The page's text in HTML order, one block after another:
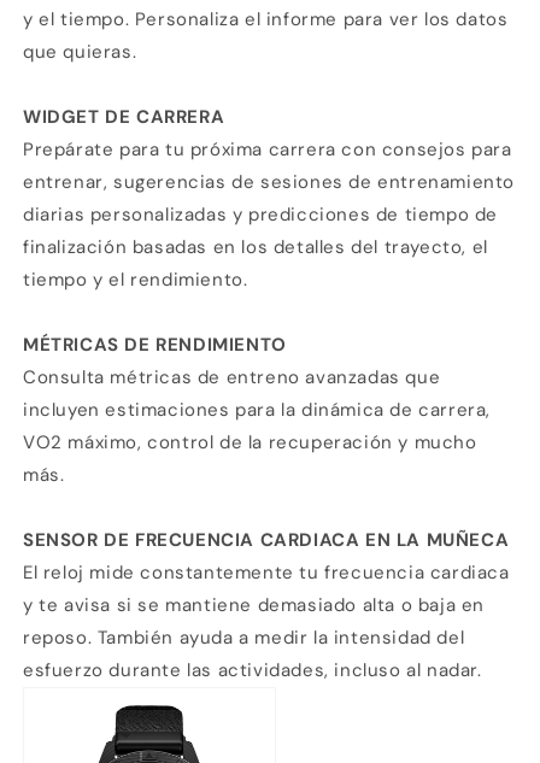
y el tiempo. Personaliza el informe para ver los datos
que quieras.
WIDGET DE CARRERA
Prepárate para tu próxima carrera con consejos para
entrenar, sugerencias de sesiones de entrenamiento
diarias personalizadas y predicciones de tiempo de
finalización basadas en los detalles del trayecto, el
tiempo y el rendimiento.
MÉTRICAS DE RENDIMIENTO
Consulta métricas de entreno avanzadas que
incluyen estimaciones para la dinámica de carrera,
VO2 máximo, control de la recuperación y mucho
más.
SENSOR DE FRECUENCIA CARDIACA EN LA MUÑECA
El reloj mide constantemente tu frecuencia cardiaca
y te avisa si se mantiene demasiado alta o baja en
reposo. También ayuda a medir la intensidad del
esfuerzo durante las actividades, incluso al nadar.